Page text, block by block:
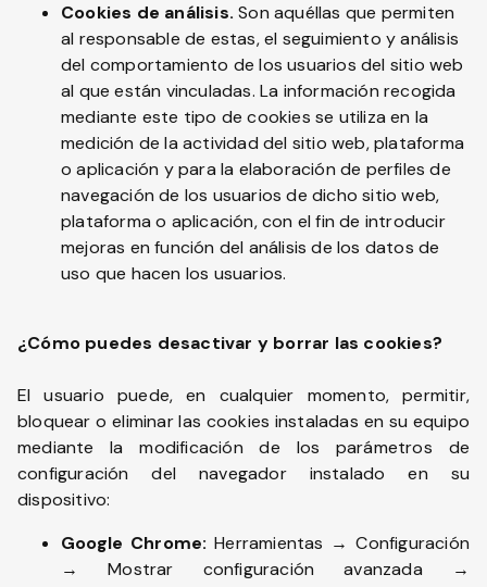
Cookies de análisis. Son aquéllas que permiten
al responsable de estas, el seguimiento y análisis
del comportamiento de los usuarios del sitio web
al que están vinculadas. La información recogida
mediante este tipo de cookies se utiliza en la
medición de la actividad del sitio web, plataforma
o aplicación y para la elaboración de perfiles de
navegación de los usuarios de dicho sitio web,
plataforma o aplicación, con el fin de introducir
mejoras en función del análisis de los datos de
uso que hacen los usuarios.
¿Cómo puedes desactivar y borrar las cookies?
El usuario puede, en cualquier momento, permitir,
bloquear o eliminar las cookies instaladas en su equipo
mediante la modificación de los parámetros de
configuración del navegador instalado en su
dispositivo:
Google Chrome:Herramientas → Configuración
→ Mostrar configuración avanzada →